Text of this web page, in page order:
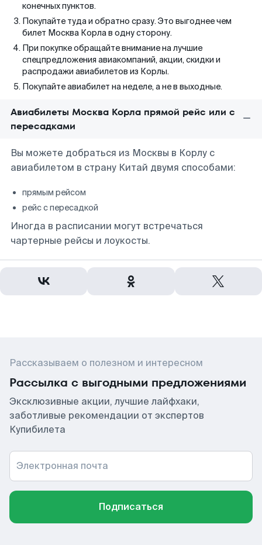
конечных пунктов.
Покупайте туда и обратно сразу. Это выгоднее чем
билет Москва Корла в одну сторону.
При покупке обращайте внимание на лучшие
спецпредложения авиакомпаний, акции, скидки и
распродажи авиабилетов из Корлы.
Покупайте авиабилет на неделе, а не в выходные.
Авиабилеты Москва Корла прямой рейс или с
пересадками
Вы можете добраться из Москвы в Корлу с
авиабилетом в страну Китай двумя способами:
прямым рейсом
рейс с пересадкой
Иногда в расписании могут встречаться
чартерные рейсы и лоукосты.
Рассказываем о полезном и интересном
Рассылка с выгодными предложениями
Эксклюзивные акции, лучшие лайфхаки,
заботливые рекомендации от экспертов
Купибилета
Электронная почта
Подписаться